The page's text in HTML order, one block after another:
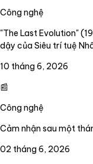
Công nghệ
"The Last Evolution"
dậy của Siêu trí tuệ
10 tháng 6, 2026
📰
Công nghệ
Cảm nhận sau một
02 tháng 6, 2026